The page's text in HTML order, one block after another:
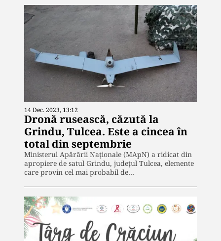
14 Dec. 2023, 13:12
Dronă rusească, căzută la
Grindu, Tulcea. Este a cincea în
total din septembrie
Ministerul Apărării Naţionale (MApN) a ridicat din
apropiere de satul Grindu, judeţul Tulcea, elemente
care provin cel mai probabil de…